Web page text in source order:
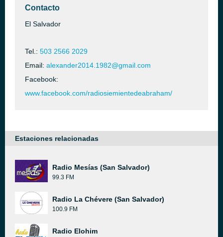
Contacto
El Salvador
Tel.: 503 2566 2029
Email: alexander2014.1982@gmail.com
Facebook:
www.facebook.com/radiosiemientedeabraham/
Estaciones relacionadas
Radio Mesías (San Salvador)
99.3 FM
Radio La Chévere (San Salvador)
100.9 FM
Radio Elohim